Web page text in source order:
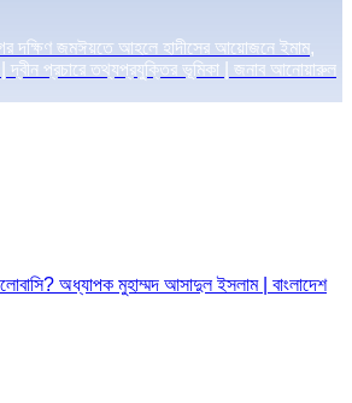
দক্ষিণ জমঈয়তে আহলে হাদীসের আয়োজনে ইমাম,
দ্বীন প্রচারে তথ্যপ্রযুক্তির ভূমিকা | জনাব আনোয়ারুল
অধ্যাপক মুহাম্মদ আসাদুল ইসলাম | বাংলাদেশ